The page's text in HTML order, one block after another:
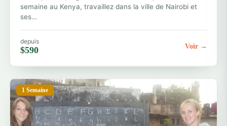
semaine au Kenya, travaillez dans la ville de Nairobi et
ses…
depuis
$590 Voir →
1 Semaine